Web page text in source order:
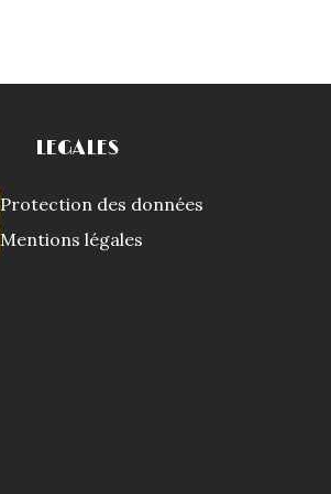
LEGALES
Protection des données
Mentions légales